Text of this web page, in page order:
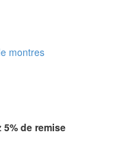
montres
de remise